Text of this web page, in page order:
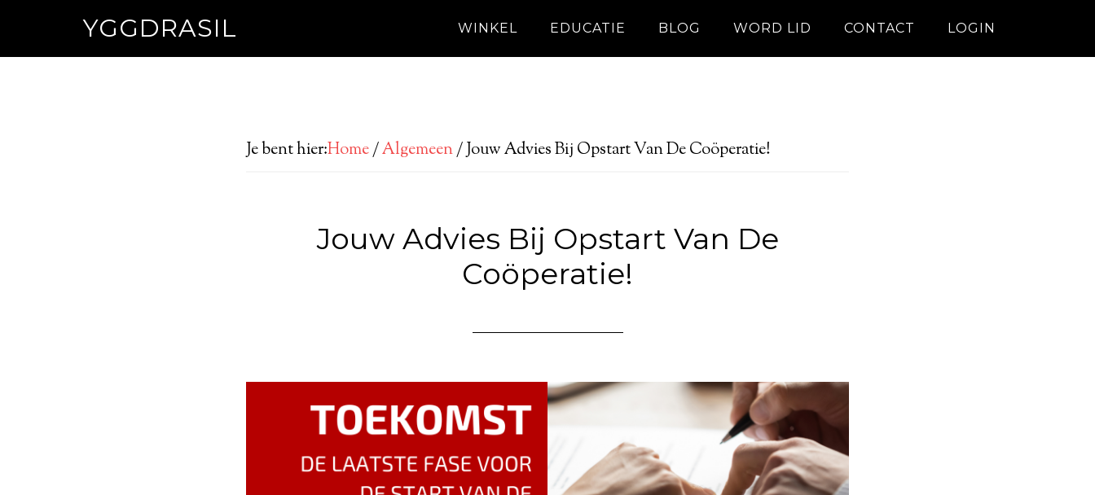
YGGDRASIL WINKEL EDUCATIE BLOG WORD LID CONTACT LOGIN
Je bent hier:Home/Algemeen/Jouw Advies Bij Opstart Van De Coöperatie!
Jouw Advies Bij Opstart Van De
Coöperatie!